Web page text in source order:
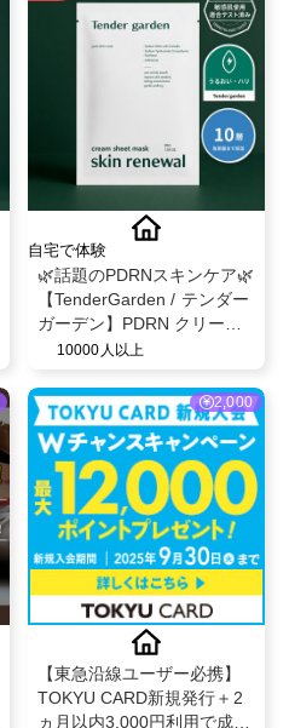
自宅で体験
🌿話題のPDRNスキンケア🌿
【TenderGarden / テンダー
ガーデン】PDRN クリーム
シートマスク 30g × 5枚 モ
10000人以上
2,000
【東急沿線ユーザー必携】
TOKYU CARD新規発行＋2
ヵ月以内3,000円利用で成果